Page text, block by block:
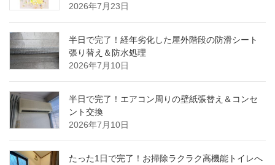
2026年7月23日
半日で完了！経年劣化した屋外階段の防滑シート
張り替え＆防水処理
2026年7月10日
半日で完了！エアコン周りの壁紙張替え＆コンセ
ント交換
2026年7月10日
たった1日で完了！お掃除ラクラク高機能トイレへ